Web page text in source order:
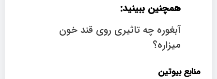
همچنین ببینید:
آبغوره چه تاثیری روی قند خون
میزاره؟
منابع بیوتین